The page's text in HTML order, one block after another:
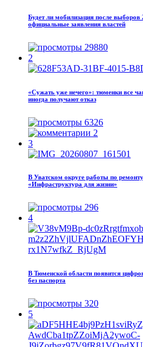
Будет ли мобилизация после выборов
официальные заявления властей
29880
2
«Сужать уже нечего»: тюменки все
иногда получают отказ
6326
2
3
В Уватском округе работы по
«Инфраструктура для жизни»
296
4
В Тюменской области появится
без паспорта
320
5